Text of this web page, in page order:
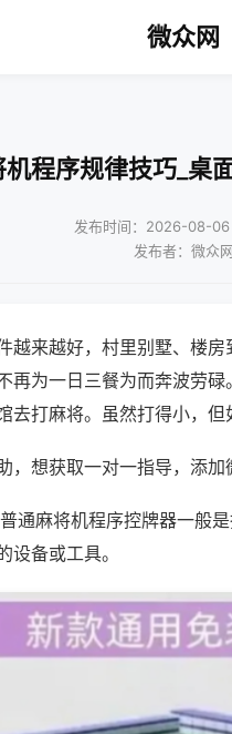
微众网
程序规律技巧_桌
发布时间：2026-08-06
发布者：微众网
越来越好，村里别墅、楼
再为一日三餐为而奔波劳
去打麻将。虽然打得小，但
，想获取一对一指导，添加
通麻将机程序控牌器一般
设备或工具。